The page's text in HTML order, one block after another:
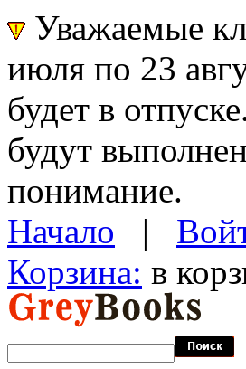
Уважаемые
июля по 23
будет в
будут
понимание.
Начало |
Корзина: в